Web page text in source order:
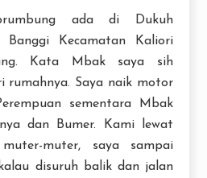
ada di Dukuh
Banggi Kecamatan Kaliori
Kata Mbak saya sih
rumahnya. Saya naik motor
sementara Mbak
dan Bumer. Kami lewat
muter, saya sampai
disuruh balik dan jalan